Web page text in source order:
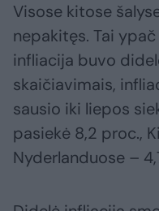
Visose kitose
nepakitęs. Tai
infliacija buvo
skaičiavimais,
sausio iki liepos
pasiekė 8,2 proc.,
Nyderlanduose –